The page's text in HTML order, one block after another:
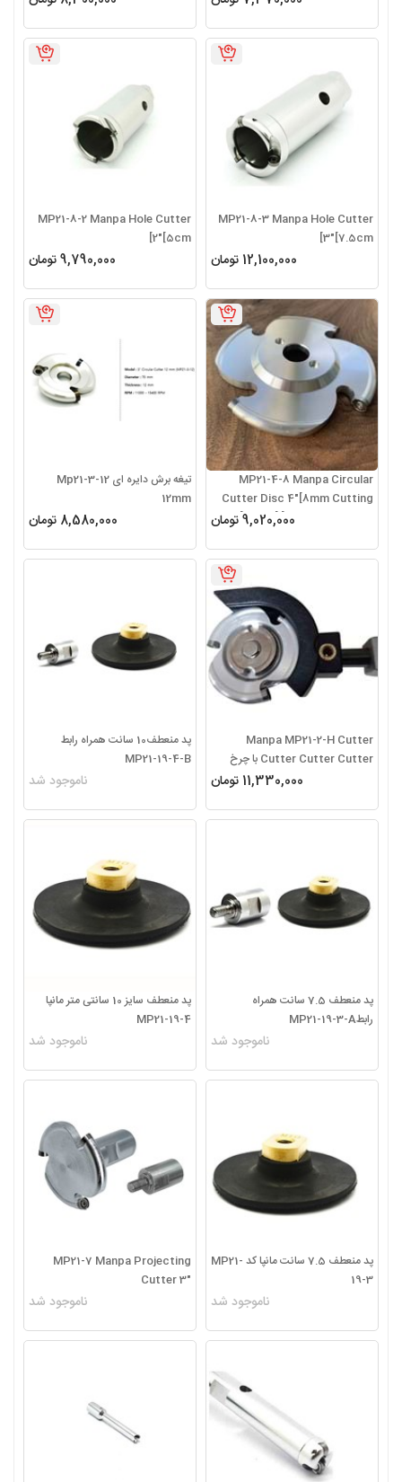
MP21-8-3 Manpa Hole Cutter
3″[7.5cm]
12,100,000 تومان
MP21-8-2 Manpa Hole Cutter
2″[5cm]
9,790,000 تومان
MP21-4-8 Manpa Circular
Cutter Disc 4″[8mm Cutting
Teeth] [Fits Multi Cutter]
9,020,000 تومان
تیغه برش دایره ای Mp21-3-12
12mm
8,580,000 تومان
Manpa MP21-2-H Cutter
Cutter Cutter Cutter با چرخ
11,330,000 تومان
پد منعطف10 سانت همراه رابط
MP21-19-4-B
ناموجود شد
پد منعطف 7.5 سانت همراه
رابطMP21-19-3-A
ناموجود شد
پد منعطف سایز 10 سانتی متر مانپا
MP21-19-4
ناموجود شد
پد منعطف 7.5 سانت مانپا کد MP21-
19-3
ناموجود شد
MP21-7 Manpa Projecting
Cutter 3″
ناموجود شد